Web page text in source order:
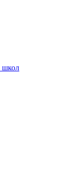
школ